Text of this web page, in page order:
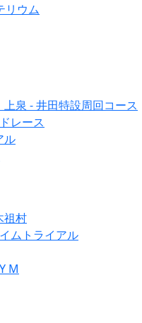
リウム
泉 - 井田特設周回コース
レース
ル
祖村
ムトライアル
Y M